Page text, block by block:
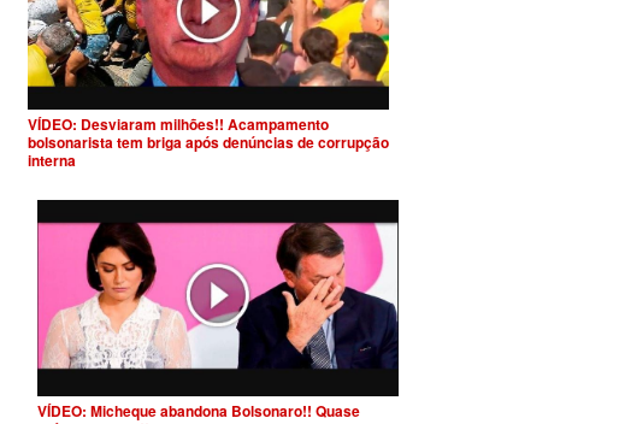
VÍDEO: Desviaram milhões!! Acampamento
bolsonarista tem briga após denúncias de corrupção
interna
VÍDEO: Micheque abandona Bolsonaro!! Quase